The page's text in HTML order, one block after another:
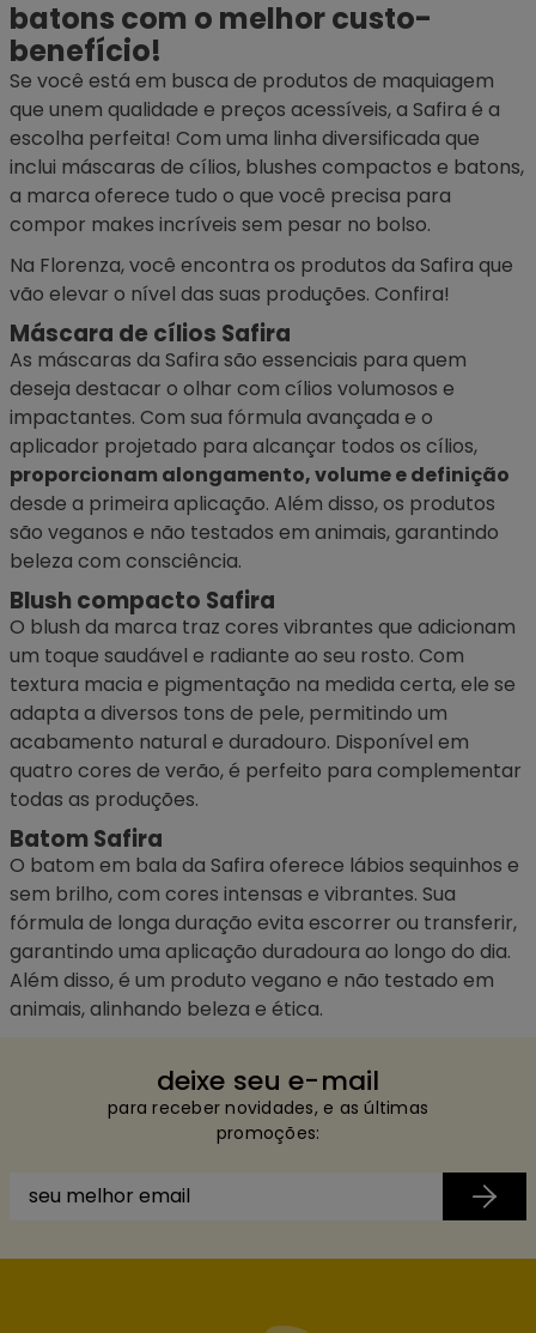
batons com o melhor custo-
benefício!
Se você está em busca de produtos de maquiagem
que unem qualidade e preços acessíveis, a Safira é a
escolha perfeita! Com uma linha diversificada que
inclui máscaras de cílios, blushes compactos e batons,
a marca oferece tudo o que você precisa para
compor makes incríveis sem pesar no bolso.
Na Florenza, você encontra os produtos da Safira que
vão elevar o nível das suas produções. Confira!
Máscara de cílios Safira
As máscaras da Safira são essenciais para quem
deseja destacar o olhar com cílios volumosos e
impactantes. Com sua fórmula avançada e o
aplicador projetado para alcançar todos os cílios,
proporcionam alongamento, volume e definição
desde a primeira aplicação. Além disso, os produtos
são veganos e não testados em animais, garantindo
beleza com consciência.
Blush compacto Safira
O blush da marca traz cores vibrantes que adicionam
um toque saudável e radiante ao seu rosto. Com
textura macia e pigmentação na medida certa, ele se
adapta a diversos tons de pele, permitindo um
acabamento natural e duradouro. Disponível em
quatro cores de verão, é perfeito para complementar
todas as produções.
Batom Safira
O batom em bala da Safira oferece lábios sequinhos e
sem brilho, com cores intensas e vibrantes. Sua
fórmula de longa duração evita escorrer ou transferir,
garantindo uma aplicação duradoura ao longo do dia.
Além disso, é um produto vegano e não testado em
animais, alinhando beleza e ética.
deixe seu e-mail
para receber novidades, e as últimas
promoções: